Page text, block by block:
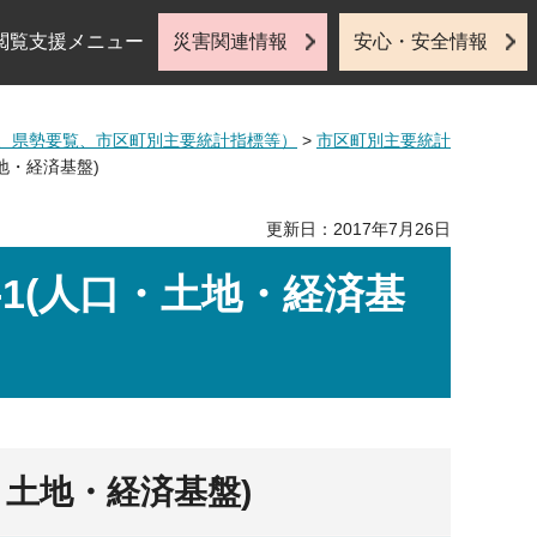
覧支援メニュー 災害関連情報 安心・安全情報
勢要覧、市区町別主要統計指標等） > 市区町別主要統計
・経済基盤)
更新日：2017年7月26日
人口・土地・経済基
地・経済基盤)